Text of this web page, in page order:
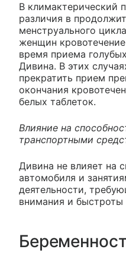
В климактерический
различия в
менструального
женщин
время приема
Дивина. В этих
прекратить прием
окончания
белых таблеток.
Влияние на
транспортными
Дивина не влияет на
автомобиля и
деятельности,
внимания и